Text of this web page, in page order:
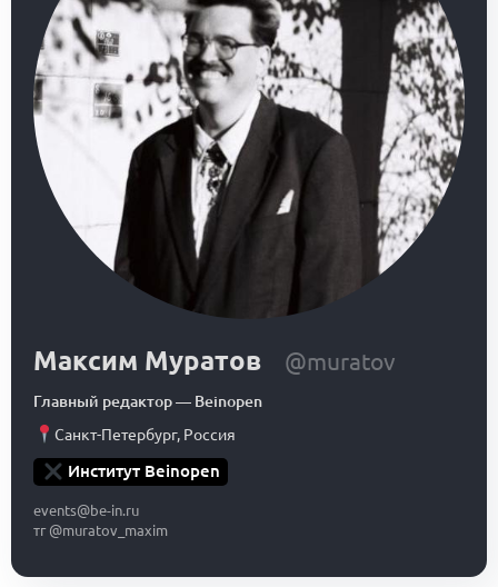
Максим Муратов @muratov
Главный редактор— Beinopen
Санкт-Петербург, Россия
Институт Beinopen
events@be-in.ru
тг @muratov_maxim